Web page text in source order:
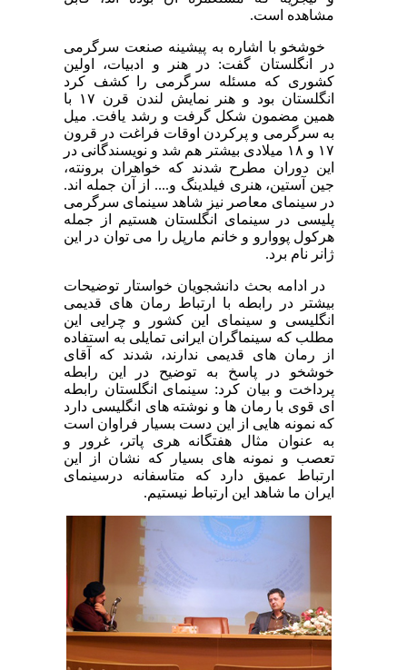
مشاهده است.
خوشخو با اشاره به پیشینه صنعت سرگرمی
در انگلستان گفت: در هنر و ادبیات، اولین
کشوری که مسئله سرگرمی را کشف کرد
انگلستان بود و هنر نمایش لندن قرن ۱۷ با
همین مضمون شکل گرفت و رشد یافت. میل
به سرگرمی و پرکردن اوقات فراغت در قرون
۱۷ و ۱۸ میلادی بیشتر هم شد و نویسندگانی در
این دوران مطرح شدند که خواهران برونته،
جین آستین، هنری فیلدینگ و.... از آن جمله اند.
در سینمای معاصر نیز شاهد سینمای سرگرمی
پلیسی در سینمای انگلستان هستیم از جمله
هرکول پووارو و خانم مارپل را می توان در این
ژانر نام برد.
در ادامه بحث دانشجویان خواستار توضیحات
بیشتر در رابطه با ارتباط رمان های قدیمی
انگلیسی و سینمای این کشور و چرایی این
مطلب که سینماگران ایرانی تمایلی به استفاده
از رمان های قدیمی ندارند، شدند که آقای
خوشخو در پاسخ به توضیح در این رابطه
پرداخت و بیان کرد: سینمای انگلستان رابطه
ای قوی با رمان ها و نوشته های انگلیسی دارد
که نمونه هایی از این دست بسیار فراوان است
به عنوان مثال هفتگانه هری پاتر، غرور و
تعصب و نمونه های بسیار که نشان از این
ارتباط عمیق دارد که متاسفانه درسینمای
ایران ما شاهد این ارتباط نیستیم.